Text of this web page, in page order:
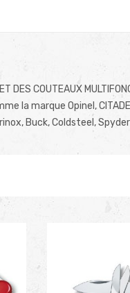
DES COUTEAUX
la marque Opinel,
Buck, Coldsteel,